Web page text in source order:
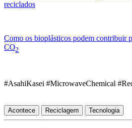
reciclados
Como os bioplásticos podem contribuir
CO2
#AsahiKasei #MicrowaveChemical
Acontece Reciclagem Tecnologia